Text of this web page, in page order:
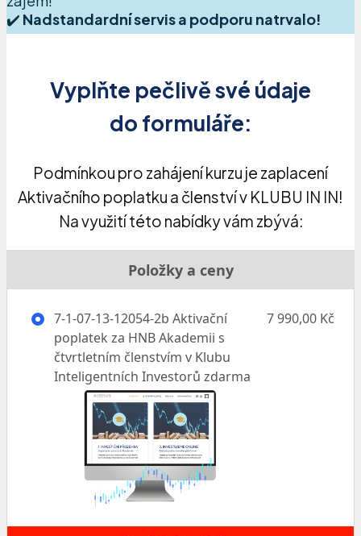
✔️ Nadstandardní servis a podporu natrvalo!
Vyplňte pečlivě své údaje
do formuláře:
Podmínkou pro zahájení kurzu je zaplacení
Aktivačního poplatku a členství v KLUBU IN IN!
Na využití této nabídky vám zbývá:
Položky a ceny
7-1-07-13-12054-2b Aktivační
poplatek za HNB Akademii s
čtvrtletním členstvím v Klubu
Inteligentních Investorů zdarma
7 990,00 Kč